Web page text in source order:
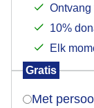
Ontvang
10%
Elk
Gratis
Met
Indien je
verschijnt